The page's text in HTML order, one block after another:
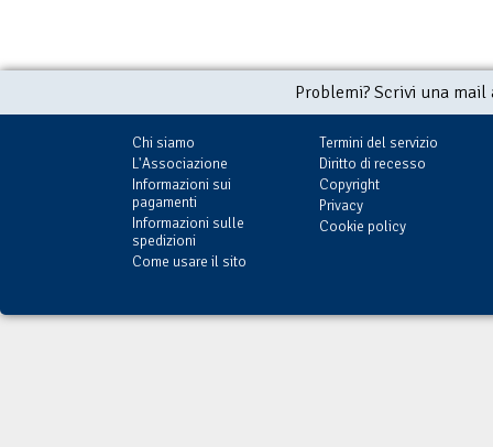
Problemi? Scrivi una
Chi siamo
L'Associazione
Informazioni sui
pagamenti
Informazioni sulle
spedizioni
Come usare il sito
Termini del servizio
Diritto di recesso
Copyright
Privacy
Cookie policy